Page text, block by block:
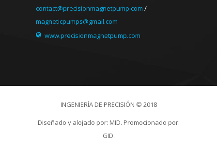
contact@precisionmagnetpump.com /
magneticpumps@gmail.com
www.precisionmagnetpump.com
INGENIERÍA DE PRECISIÓN © 2018
Diseñado y alojado por: MID. Promocionado por:
GID.